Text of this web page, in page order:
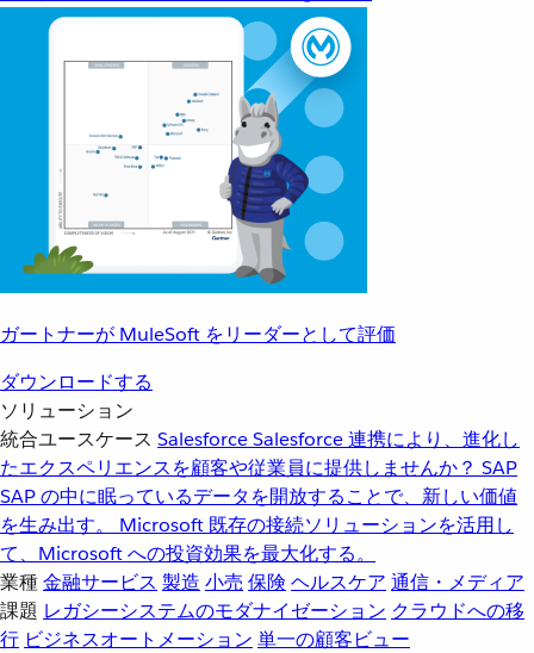
ガートナーが MuleSoft をリーダーとして評価
ダウンロードする
ソリューション
統合ユースケース SalesforceSalesforce 連携により、進化し
たエクスペリエンスを顧客や従業員に提供しませんか？ SAP
SAP の中に眠っているデータを開放することで、新しい価値
を生み出す。
Microsoft 既存の接続ソリューションを活用し
て、Microsoft への投資効果を最大化する。
業種金融サービス 製造 小売 保険 ヘルスケア 通信・メディア
課題 レガシーシステムのモダナイゼーション クラウドへの移
行 ビジネスオートメーション 単一の顧客ビュー